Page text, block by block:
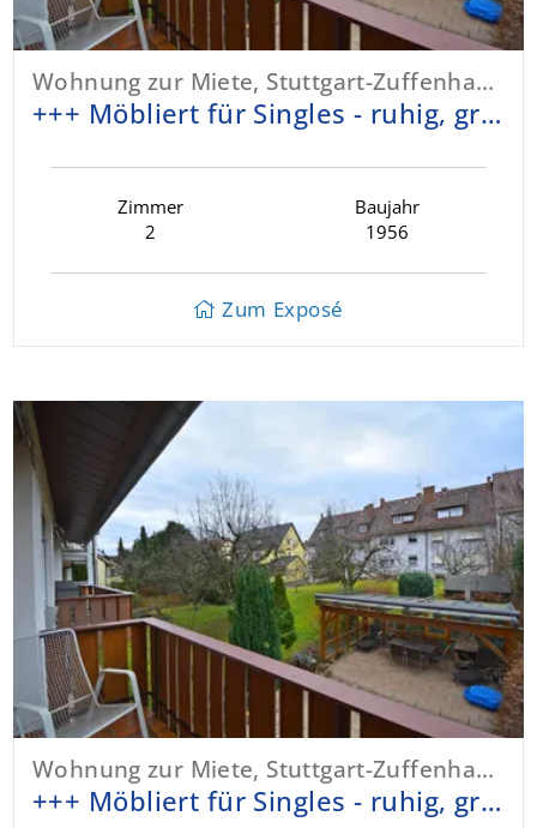
Wohnung zur Miete, Stuttgart-Zuffenhausen
+++ Möbliert für Singles - ruhig, grün, hell & sonnig - Süd-Balkon & Parkett +++
Zimmer
2
Baujahr
1956
Zum Exposé
Wohnung zur Miete, Stuttgart-Zuffenhausen
+++ Möbliert für Singles - ruhig, grün, hell & sonnig - Süd-Balkon & Parkett +++